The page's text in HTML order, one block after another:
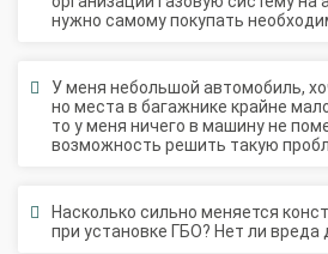
но места в багажнике крайне
то у меня ничего в машину не
возможность решить такую
при установке ГБО? Нет ли вреда